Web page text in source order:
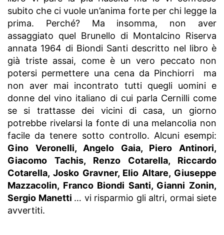
subito che ci vuole un’anima forte per chi legge la
prima. Perché? Ma insomma, non aver
assaggiato quel Brunello di Montalcino Riserva
annata 1964 di Biondi Santi descritto nel libro è
già triste assai, come è un vero peccato non
potersi permettere una cena da Pinchiorri ma
non aver mai incontrato tutti quegli uomini e
donne del vino italiano di cui parla Cernilli come
se si trattasse dei vicini di casa, un giorno
potrebbe rivelarsi la fonte di una melancolia non
facile da tenere sotto controllo. Alcuni esempi:
Gino Veronelli, Angelo Gaia, Piero Antinori,
Giacomo Tachis, Renzo Cotarella, Riccardo
Cotarella, Josko Gravner, Elio Altare, Giuseppe
Mazzacolin, Franco Biondi Santi, Gianni Zonin,
Sergio Manetti … vi risparmio gli altri, ormai siete
avvertiti.